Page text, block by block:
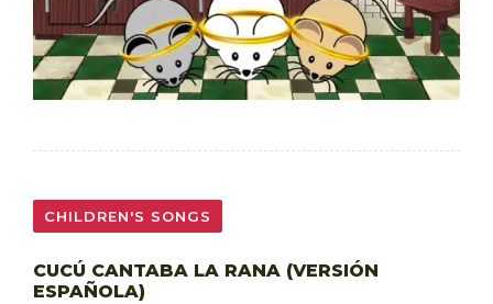
CHILDREN'S SONGS
CUCÚ CANTABA LA RANA (VERSIÓN
ESPAÑOLA)